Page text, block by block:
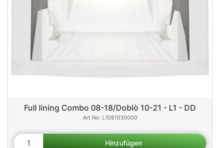
Full lining Combo 08-18/Doblò 10-21 - L1 - DD
L1091030000